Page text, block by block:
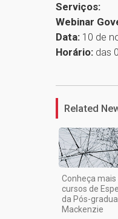
Serviços:
Webinar
Data: 10 de
Horário: das
Related
Conheça mais
cursos de
da Pós-
Mackenzie